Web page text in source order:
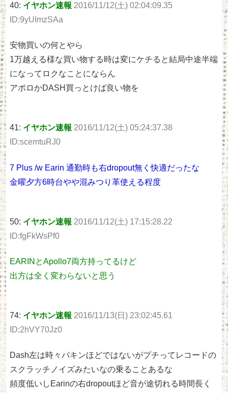
40: イヤホン速報 2016/11/12(土) 02:04:09.35
ID:9yUImzSAa
安物買いの何とやら
1万越える様な買い物する時は変にケチると結局中途半端
になってロクなことにならん
アポロかDASH買っとけば良い物を
41: イヤホン速報 2016/11/12(土) 05:24:37.38
ID:scemtuRJ0
7 Plus /w Earin 通勤時も右dropout無く快適だったな
金曜夕方6時台やや混みつり革使える程度
50: イヤホン速報 2016/11/12(土) 17:15:28.22
ID:fgFkWsPf0
EARINとApollo7両方持ってるけど
出方は全く変わらないと思う
74: イヤホン速報 2016/11/13(日) 23:02:45.61
ID:2hVY70Jz0
Dash左は時々パキンほどではないがプチってレコードの
スクラッチノイズみたいなの乗ることあるな
頻度低いしEarinの右dropoutほど音が途切れる時間長く